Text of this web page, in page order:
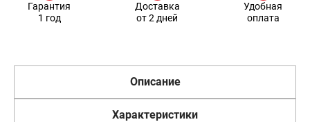
Гарантия
1 год
Доставка
от 2 дней
Удобная
оплата
Описание
Характеристики